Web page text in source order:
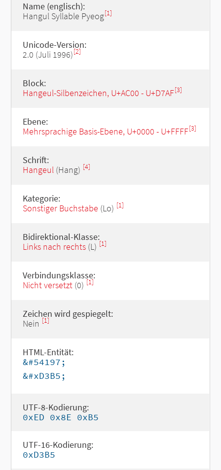
Name (englisch):
Hangul Syllable Pyeog[1]
Unicode-Version:
2.0 (Juli 1996)[2]
Block:
Hangeul-Silbenzeichen, U+AC00 - U+D7AF[3]
Ebene:
Mehrsprachige Basis-Ebene, U+0000 - U+FFFF[3]
Schrift:
Hangeul(Hang) [4]
Kategorie:
Sonstiger Buchstabe (Lo) [1]
Bidirektional-Klasse:
Links nach rechts(L) [1]
Verbindungsklasse:
Nicht versetzt(0) [1]
Zeichen wird gespiegelt:
Nein [1]
HTML-Entität:
&#54197;
&#xD3B5;
UTF-8-Kodierung:
0xED 0x8E 0xB5
UTF-16-Kodierung:
0xD3B5